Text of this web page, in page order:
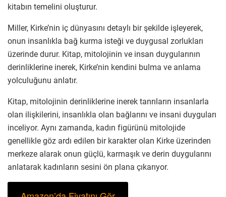
kitabın temelini oluşturur.
Miller, Kirke’nin iç dünyasını detaylı bir şekilde işleyerek,
onun insanlıkla bağ kurma isteği ve duygusal zorlukları
üzerinde durur. Kitap, mitolojinin ve insan duygularının
derinliklerine inerek, Kirke’nin kendini bulma ve anlama
yolculuğunu anlatır.
Kitap, mitolojinin derinliklerine inerek tanrıların insanlarla
olan ilişkilerini, insanlıkla olan bağlarını ve insani duyguları
inceliyor. Aynı zamanda, kadın figürünü mitolojide
genellikle göz ardı edilen bir karakter olan Kirke üzerinden
merkeze alarak onun güçlü, karmaşık ve derin duygularını
anlatarak kadınların sesini ön plana çıkarıyor.